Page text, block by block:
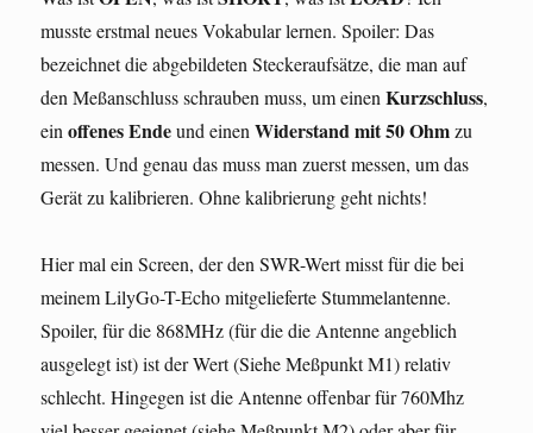
musste erstmal neues Vokabular lernen. Spoiler: Das
bezeichnet die abgebildeten Steckeraufsätze, die man auf
den Meßanschluss schrauben muss, um einenKurzschluss,
einoffenes Endeund einenWiderstand mit 50 Ohmzu
messen. Und genau das muss man zuerst messen, um das
Gerät zu kalibrieren. Ohne kalibrierung geht nichts!
Hier mal ein Screen, der den SWR-Wert misst für die bei
meinem LilyGo-T-Echo mitgelieferte Stummelantenne.
Spoiler, für die 868MHz (für die die Antenne angeblich
ausgelegt ist) ist der Wert (Siehe Meßpunkt M1) relativ
schlecht. Hingegen ist die Antenne offenbar für 760Mhz